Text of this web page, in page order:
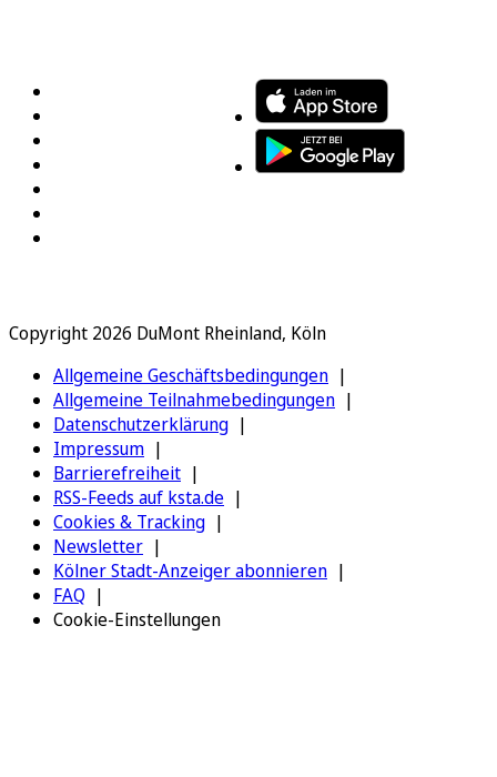
Copyright 2026 DuMont Rheinland, Köln
Allgemeine Geschäftsbedingungen
Allgemeine Teilnahmebedingungen
Datenschutzerklärung
Impressum
Barrierefreiheit
RSS-Feeds auf ksta.de
Cookies & Tracking
Newsletter
Kölner Stadt-Anzeiger abonnieren
FAQ
Cookie-Einstellungen